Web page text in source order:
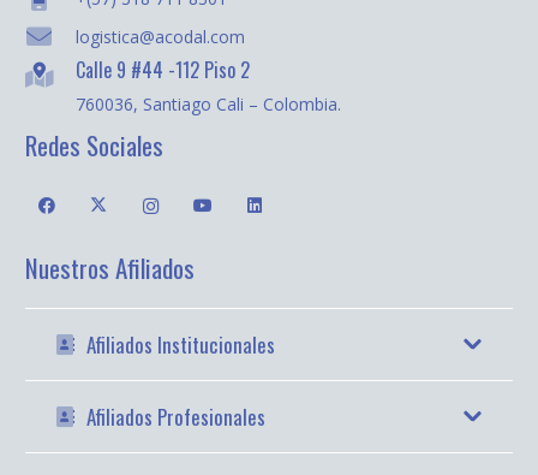
logistica@acodal.com
Calle 9 #44 -112 Piso 2
760036, Santiago Cali – Colombia.
Redes Sociales
Nuestros Afiliados
Afiliados Institucionales
Afiliados Profesionales